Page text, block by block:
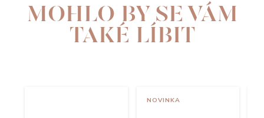
MOHLO BY SE VÁM
TAKÉ LÍBIT
NOVINKA